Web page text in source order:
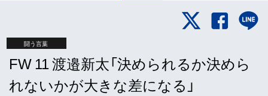
闘う言葉
FW 11 渡邉新太「決められるか決めら
れないかが大きな差になる」